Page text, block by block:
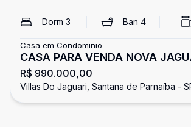
Dorm 3 Ban 4
Casa em Condominio
CASA PARA VENDA NOVA
R$ 990.000,00
Villas Do Jaguari, Santana de Parnaíba -